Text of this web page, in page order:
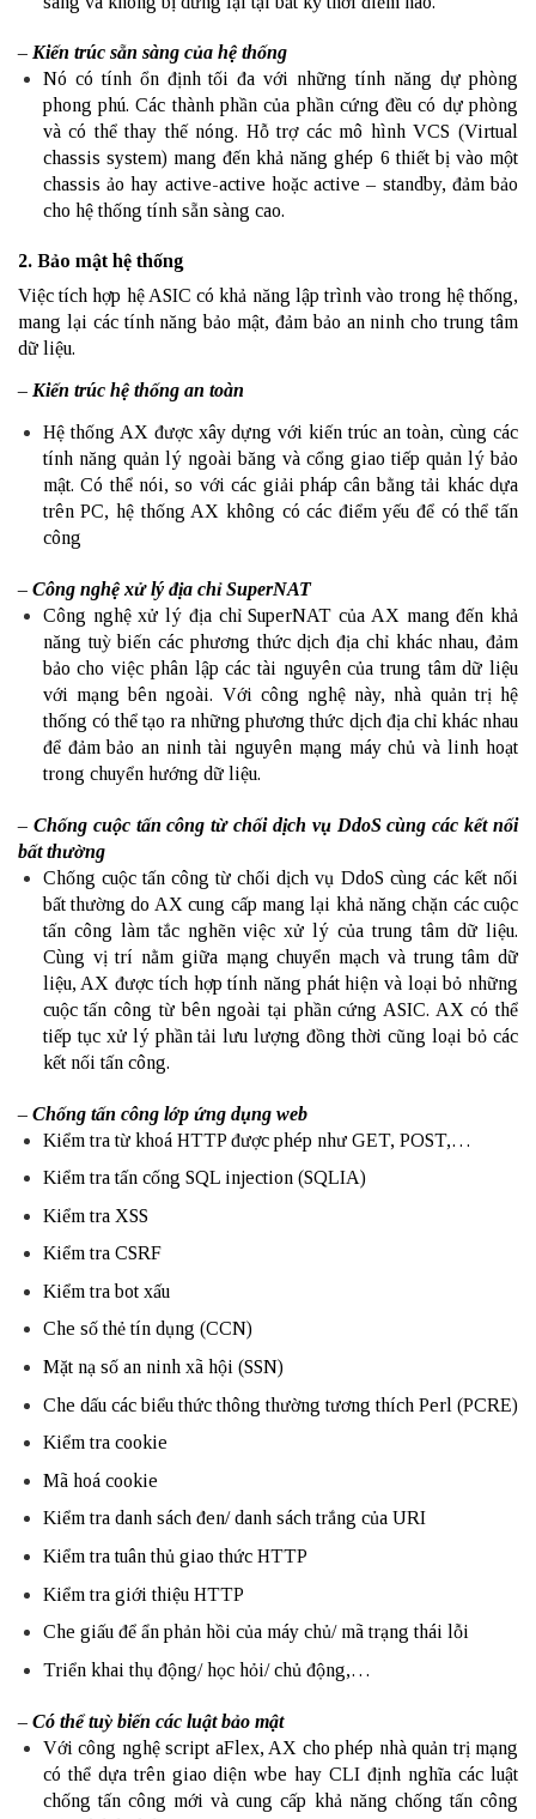
– Kiến trúc sẵn sàng của hệ thống
Nó có tính ổn định tối đa với những tính năng dự phòng
phong phú. Các thành phần của phần cứng đều có dự phòng
và có thể thay thế nóng. Hỗ trợ các mô hình VCS (Virtual
chassis system) mang đến khả năng ghép 6 thiết bị vào một
chassis ảo hay active-active hoặc active – standby, đảm bảo
cho hệ thống tính sẵn sàng cao.
2. Bảo mật hệ thống
Việc tích hợp hệ ASIC có khả năng lập trình vào trong hệ thống,
mang lại các tính năng bảo mật, đảm bảo an ninh cho trung tâm
dữ liệu.
– Kiến trúc hệ thống an toàn
Hệ thống AX được xây dựng với kiến trúc an toàn, cùng các
tính năng quản lý ngoài băng và cổng giao tiếp quản lý bảo
mật. Có thể nói, so với các giải pháp cân bằng tải khác dựa
trên PC, hệ thống AX không có các điểm yếu để có thể tấn
công
– Công nghệ xử lý địa chỉ SuperNAT
Công nghệ xử lý địa chỉ SuperNAT của AX mang đến khả
năng tuỳ biến các phương thức dịch địa chỉ khác nhau, đảm
bảo cho việc phân lập các tài nguyên của trung tâm dữ liệu
với mạng bên ngoài. Với công nghệ này, nhà quản trị hệ
thống có thể tạo ra những phương thức dịch địa chỉ khác nhau
để đảm bảo an ninh tài nguyên mạng máy chủ và linh hoạt
trong chuyển hướng dữ liệu.
– Chống cuộc tấn công từ chối dịch vụ DdoS cùng các kết nối
bất thường
Chống cuộc tấn công từ chối dịch vụ DdoS cùng các kết nối
bất thường do AX cung cấp mang lại khả năng chặn các cuộc
tấn công làm tắc nghẽn việc xử lý của trung tâm dữ liệu.
Cùng vị trí nằm giữa mạng chuyển mạch và trung tâm dữ
liệu, AX được tích hợp tính năng phát hiện và loại bỏ những
cuộc tấn công từ bên ngoài tại phần cứng ASIC. AX có thể
tiếp tục xử lý phần tải lưu lượng đồng thời cũng loại bỏ các
kết nối tấn công.
– Chống tấn công lớp ứng dụng web
Kiểm tra từ khoá HTTP được phép như GET, POST,…
Kiểm tra tấn cống SQL injection (SQLIA)
Kiểm tra XSS
Kiểm tra CSRF
Kiểm tra bot xấu
Che số thẻ tín dụng (CCN)
Mặt nạ số an ninh xã hội (SSN)
Che dấu các biểu thức thông thường tương thích Perl (PCRE)
Kiểm tra cookie
Mã hoá cookie
Kiểm tra danh sách đen/ danh sách trắng của URI
Kiểm tra tuân thủ giao thức HTTP
Kiểm tra giới thiệu HTTP
Che giấu để ẩn phản hồi của máy chủ/ mã trạng thái lỗi
Triển khai thụ động/ học hỏi/ chủ động,…
– Có thể tuỳ biến các luật bảo mật
Với công nghệ script aFlex, AX cho phép nhà quản trị mạng
có thể dựa trên giao diện wbe hay CLI định nghĩa các luật
chống tấn công mới và cung cấp khả năng chống tấn công